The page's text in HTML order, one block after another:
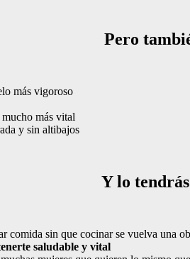
Pero
más vigoroso
más vital
y sin altibajos
Y lo
comida sin que cocinar se vuelva una
saludable y vital